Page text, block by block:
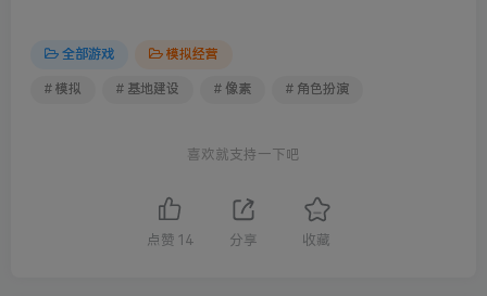
全部游戏 模拟经营
# 模拟 # 基地建设 # 像素 # 角色扮演
喜欢就支持一下吧
点赞 14 分享 收藏